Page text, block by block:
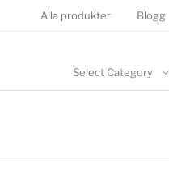
Alla produkter Blogg
Select Category